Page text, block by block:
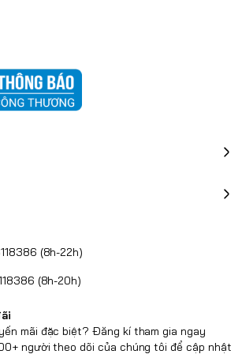
vải giúp cho đôi tai của bạn không bị bí,
những trận game với cảm giác thoáng
cho việc vệ sinh trở nên dễ dàng hơn
(8h-22h)
(8h-20h)
mãi đặc biệt? Đăng kí tham gia ngay
người theo dõi của chúng tôi để cập nhật